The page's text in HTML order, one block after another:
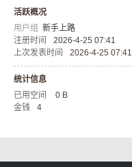
服
活跃概况
用户组 新手上路
注册时间
2026-4-25 07:41
上次发表时间
2026-4-25 07:41
统计信息
已用空间
0 B
金钱
4